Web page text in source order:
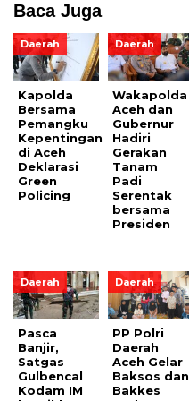
Baca Juga
Daerah
Kapolda
Bersama
Pemangku
Kepentingan
di Aceh
Deklarasi
Green
Policing
Daerah
Wakapolda
Aceh dan
Gubernur
Hadiri
Gerakan
Tanam
Padi
Serentak
bersama
Presiden
Daerah
Pasca
Banjir,
Satgas
Gulbencal
Kodam IM
Daerah
PP Polri
Daerah
Aceh Gelar
Baksos dan
Bakkes